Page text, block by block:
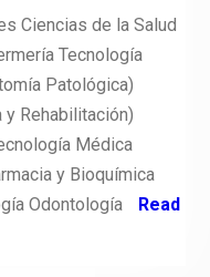
Ciencias de la Salud
Tecnología
Patológica)
Rehabilitación)
Médica
y Bioquímica
Odontología
Read